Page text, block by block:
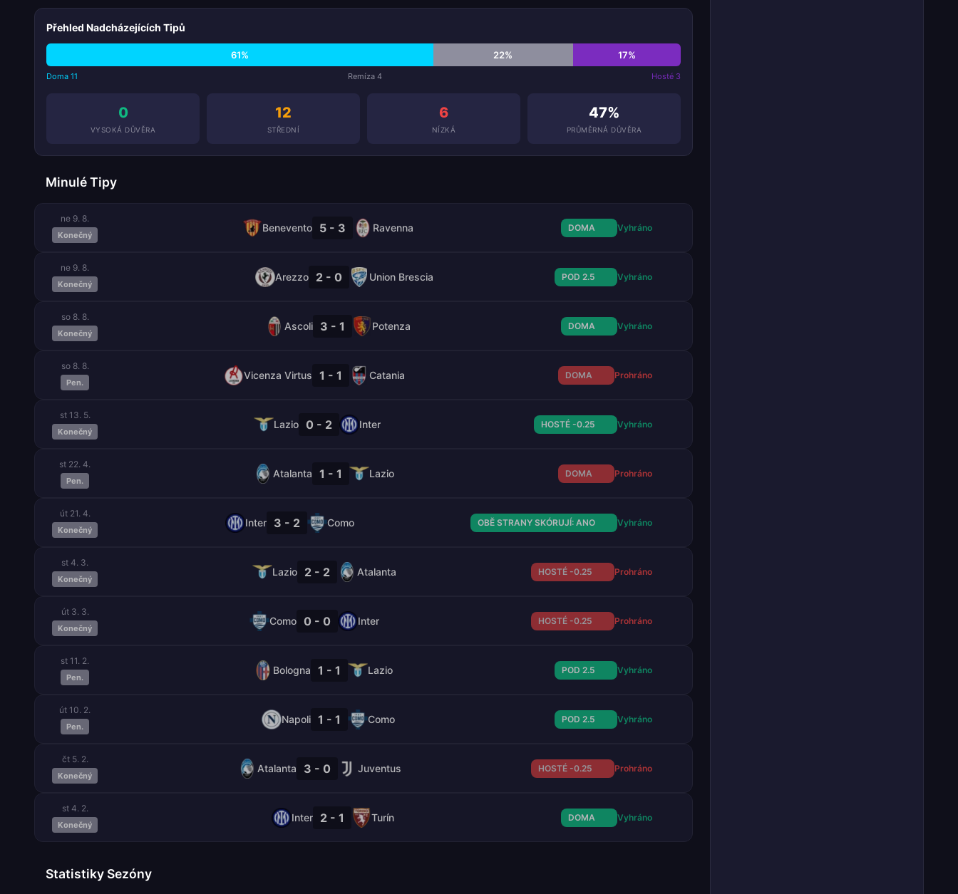
Přehled Nadcházejících Tipů
61% 22% 17%
Doma 11 Remíza 4 Hosté 3
0
VYSOKÁ DŮVĚRA
12
STŘEDNÍ
6
NÍZKÁ
47%
PRŮMĚRNÁ DŮVĚRA
Minulé Tipy
ne 9. 8.
Konečný
Benevento 5 - 3 Ravenna DOMA Vyhráno
ne 9. 8.
Konečný
Arezzo 2 - 0 Union Brescia POD 2.5 Vyhráno
so 8. 8.
Konečný
Ascoli 3 - 1 Potenza DOMA Vyhráno
so 8. 8.
Pen.
Vicenza Virtus 1 - 1 Catania DOMA Prohráno
st 13. 5.
Konečný
Lazio 0 - 2 Inter HOSTÉ -0.25 Vyhráno
st 22. 4.
Pen.
Atalanta 1 - 1 Lazio DOMA Prohráno
út 21. 4.
Konečný
Inter 3 - 2 Como OBĚ STRANY SKÓRUJÍ: ANO Vyhráno
st 4. 3.
Konečný
Lazio 2 - 2 Atalanta HOSTÉ -0.25 Prohráno
út 3. 3.
Konečný
Como 0 - 0 Inter HOSTÉ -0.25 Prohráno
st 11. 2.
Pen.
Bologna 1 - 1 Lazio POD 2.5 Vyhráno
út 10. 2.
Pen.
Napoli 1 - 1 Como POD 2.5 Vyhráno
čt 5. 2.
Konečný
Atalanta 3 - 0 Juventus HOSTÉ -0.25 Prohráno
st 4. 2.
Konečný
Inter 2 - 1 Turín DOMA Vyhráno
Statistiky Sezóny